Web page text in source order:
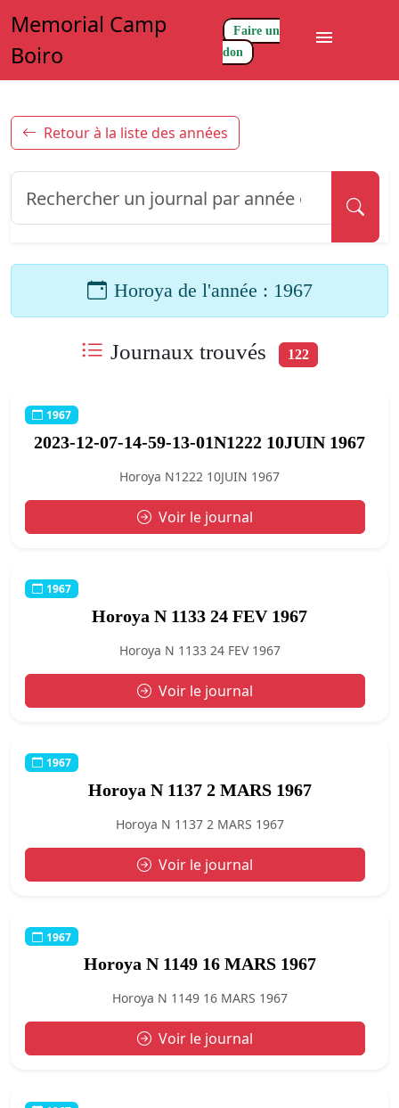
Memorial Camp
Boiro
Faire un
don
menu
Retour à la liste des années
Horoya de l'année : 1967
Journaux trouvés 122
1967
2023-12-07-14-59-13-01N1222 10JUIN 1967
Horoya N1222 10JUIN 1967
Voir le journal
1967
Horoya N 1133 24 FEV 1967
Horoya N 1133 24 FEV 1967
Voir le journal
1967
Horoya N 1137 2 MARS 1967
Horoya N 1137 2 MARS 1967
Voir le journal
1967
Horoya N 1149 16 MARS 1967
Horoya N 1149 16 MARS 1967
Voir le journal